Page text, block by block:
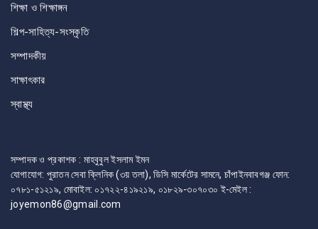
শিক্ষা ও শিক্ষাঙ্গন
শিল্প-সাহিত্য-সংস্কৃতি
সম্পাদকীয়
সাক্ষাৎকার
স্বাস্থ্য
সম্পাদক ও প্রকাশক : মাহবুবুল ইসলাম ইমন
যোগাযোগ: পুরাতন সেবা ক্লিনিক (৩য় তলা), ডিসি মার্কেটের সামনে, চাঁপাইনবাবগঞ্জ ফোন:
০৭৮১-৫১২১৯, মোবাইল: ০১৭২২-৪১৯২১৯, ০১৮২৯-৩০৭০৩০ ই-মেইল :
joyemon86@gmail.com